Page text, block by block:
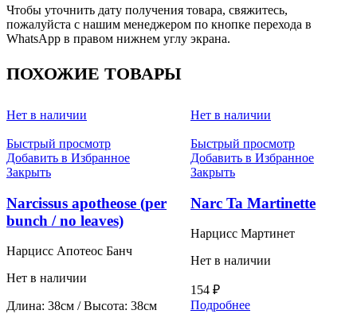
Чтобы уточнить дату получения товара, свяжитесь,
пожалуйста с нашим менеджером по кнопке перехода в
WhatsApp в правом нижнем углу экрана.
ПОХОЖИЕ ТОВАРЫ
Нет в наличии
Быстрый просмотр
Добавить в Избранное
Закрыть
Narcissus apotheose (per
bunch / no leaves)
Нарцисс Апотеос Банч
Нет в наличии
Длина: 38см / Высота: 38см
Нет в наличии
Быстрый просмотр
Добавить в Избранное
Закрыть
Narc Ta Martinette
Нарцисс Мартинет
Нет в наличии
154 ₽
Подробнее